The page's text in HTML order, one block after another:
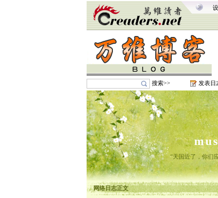
搜索>> 发表日
“天国近了，你们
网络日志正文